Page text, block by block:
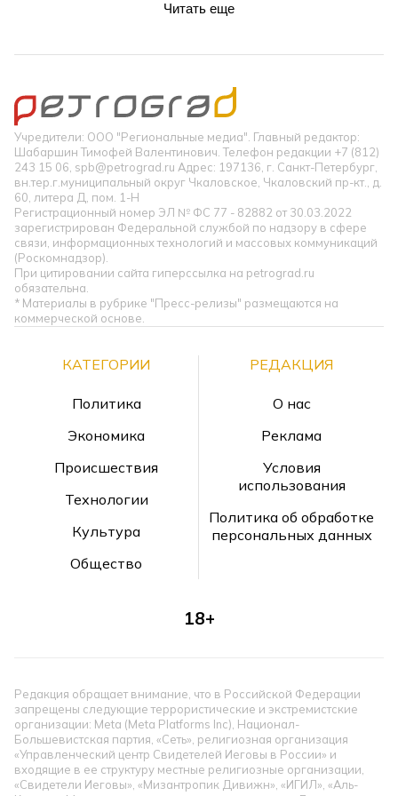
Читать еще
Учредители: ООО "Региональные медиа". Главный редактор:
Шабаршин Тимофей Валентинович. Телефон редакции +7 (812)
243 15 06, spb@petrograd.ru Адрес: 197136, г. Санкт-Петербург,
вн.тер.г.муниципальный округ Чкаловское, Чкаловский пр-кт., д.
60, литера Д, пом. 1-Н
Регистрационный номер ЭЛ № ФС 77 - 82882 от 30.03.2022
зарегистрирован Федеральной службой по надзору в сфере
связи, информационных технологий и массовых коммуникаций
(Роскомнадзор).
При цитировании сайта гиперссылка на petrograd.ru
обязательна.
* Материалы в рубрике "Пресс-релизы" размещаются на
коммерческой основе.
КАТЕГОРИИ
Политика
Экономика
Происшествия
Технологии
Культура
Общество
РЕДАКЦИЯ
О нас
Реклама
Условия
использования
Политика об обработке
персональных данных
18+
Редакция обращает внимание, что в Российской Федерации
запрещены следующие террористические и экстремистские
организации: Meta (Meta Platforms Inc), Национал-
Большевистская партия, «Сеть», религиозная организация
«Управленческий центр Свидетелей Иеговы в России» и
входящие в ее структуру местные религиозные организации,
«Свидетели Иеговы», «Мизантропик Дивижн», «ИГИЛ», «Аль-